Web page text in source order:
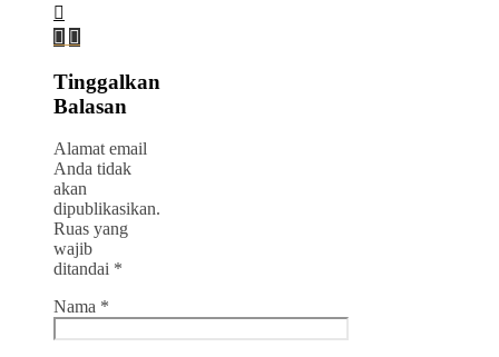
Tinggalkan
Balasan
Alamat email
Anda tidak
akan
dipublikasikan.
Ruas yang
wajib
ditandai *
Nama *